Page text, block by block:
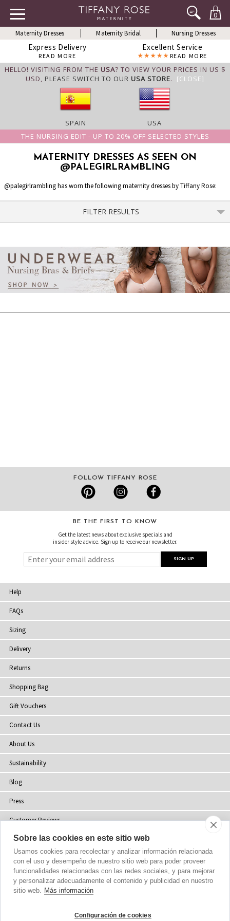
0
Maternity Dresses Maternity Bridal Nursing Dresses
Express Delivery
READ MORE
Excellent Service
READ MORE
HELLO! VISITING FROM THE USA? TO VIEW YOUR PRICES IN US $
USD, PLEASE SWITCH TO OUR USA STORE. [CLOSE]
SPAIN
USA
THE NURSING EDIT - UP TO 20% OFF SELECTED STYLES
MATERNITY DRESSES AS SEEN ON
@PALEGIRLRAMBLING
@palegirlrambling has worn the following maternity dresses by Tiffany Rose:
FILTER RESULTS
FOLLOW TIFFANY ROSE
BE THE FIRST TO KNOW
Get the latest news about exclusive specials and
insider style advice. Sign up to receive our newsletter.
Help
FAQs
Sizing
Delivery
Returns
Shopping Bag
Gift Vouchers
Contact Us
About Us
Sustainability
Blog
Press
Customer Reviews
Stockists
Site Map
© 2002-2026 Tiffany Rose Ltd. All Rights Reserved.
Sobre las cookies en este sitio web
Usamos cookies para recolectar y analizar información relacionada
con el uso y desempeño de nuestro sitio web para poder proveer
funcionalidades relacionadas con las redes sociales, y para mejorar
y personalizar adecuadamente el contenido y publicidad en nuestro
sitio web. Más información
Configuración de cookies